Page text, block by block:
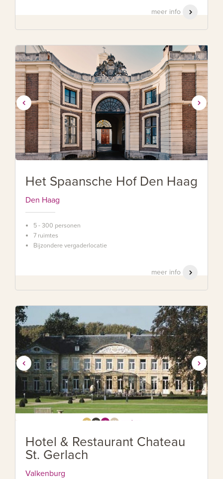
meer info
Het Spaansche Hof Den Haag
Den Haag
5 - 300 personen
7 ruimtes
Bijzondere vergaderlocatie
meer info
Hotel & Restaurant Chateau
St. Gerlach
Valkenburg